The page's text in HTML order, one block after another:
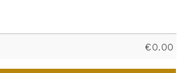
€0.00